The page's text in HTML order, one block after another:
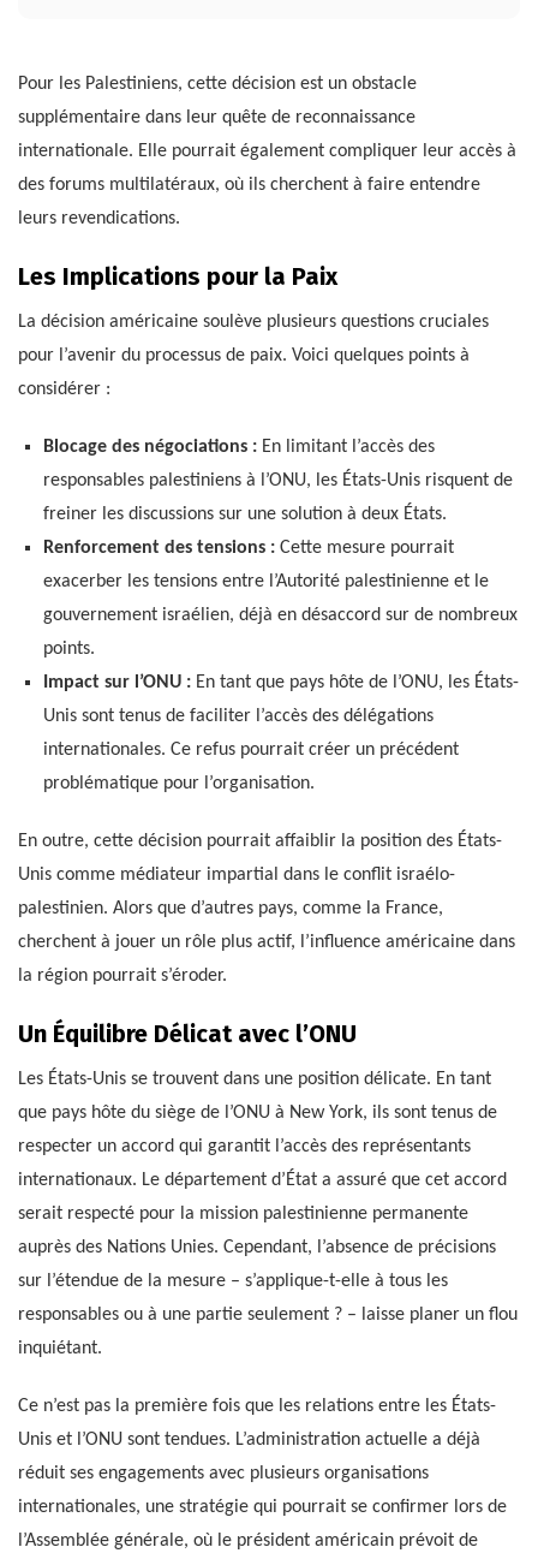
Pour les Palestiniens, cette décision est un obstacle
supplémentaire dans leur quête de reconnaissance
internationale. Elle pourrait également compliquer leur accès à
des forums multilatéraux, où ils cherchent à faire entendre
leurs revendications.
Les Implications pour la Paix
La décision américaine soulève plusieurs questions cruciales
pour l’avenir du processus de paix. Voici quelques points à
considérer :
Blocage des négociations :En limitant l’accès des
responsables palestiniens à l’ONU, les États-Unis risquent de
freiner les discussions sur une solution à deux États.
Renforcement des tensions :Cette mesure pourrait
exacerber les tensions entre l’Autorité palestinienne et le
gouvernement israélien, déjà en désaccord sur de nombreux
points.
Impact sur l’ONU :En tant que pays hôte de l’ONU, les États-
Unis sont tenus de faciliter l’accès des délégations
internationales. Ce refus pourrait créer un précédent
problématique pour l’organisation.
En outre, cette décision pourrait affaiblir la position des États-
Unis comme médiateur impartial dans le conflit israélo-
palestinien. Alors que d’autres pays, comme la France,
cherchent à jouer un rôle plus actif, l’influence américaine dans
la région pourrait s’éroder.
Un Équilibre Délicat avec l’ONU
Les États-Unis se trouvent dans une position délicate. En tant
que pays hôte du siège de l’ONU à New York, ils sont tenus de
respecter un accord qui garantit l’accès des représentants
internationaux. Le département d’État a assuré que cet accord
serait respecté pour la mission palestinienne permanente
auprès des Nations Unies. Cependant, l’absence de précisions
sur l’étendue de la mesure – s’applique-t-elle à tous les
responsables ou à une partie seulement ? – laisse planer un flou
inquiétant.
Ce n’est pas la première fois que les relations entre les États-
Unis et l’ONU sont tendues. L’administration actuelle a déjà
réduit ses engagements avec plusieurs organisations
internationales, une stratégie qui pourrait se confirmer lors de
l’Assemblée générale, où le président américain prévoit de